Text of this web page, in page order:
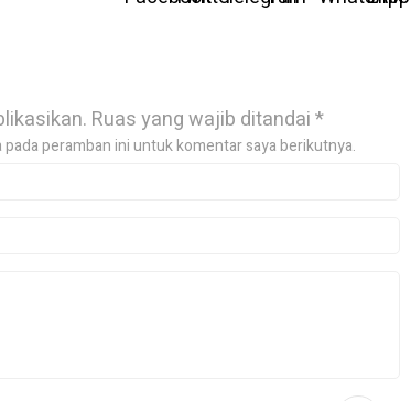
Ruas yang wajib ditandai*
peramban ini untuk komentar saya berikutnya.